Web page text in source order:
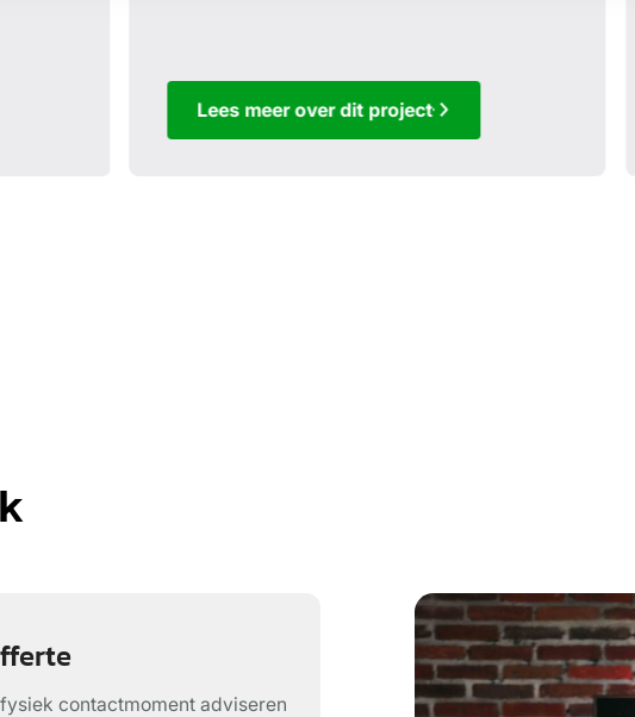
Lees meer over dit project
contactmoment adviseren